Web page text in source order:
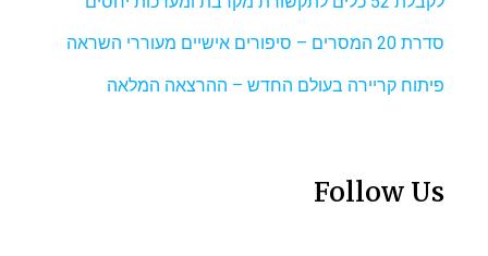
סדרת 20 המסרים – סיפורים אישיים מעוררי השראה
פיתוח קריירה בעולם החדש – ההרצאה המלאה
Follow Us